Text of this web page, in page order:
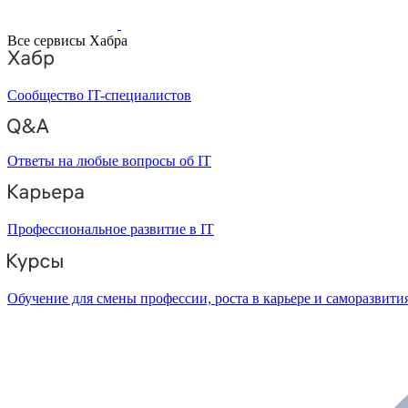
Все сервисы Хабра
Сообщество IT-специалистов
Ответы на любые вопросы об IT
Профессиональное развитие в IT
Обучение для смены профессии, роста в карьере и